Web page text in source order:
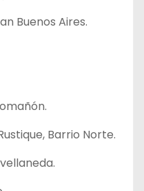
Buenos Aires.
Barrio Norte.